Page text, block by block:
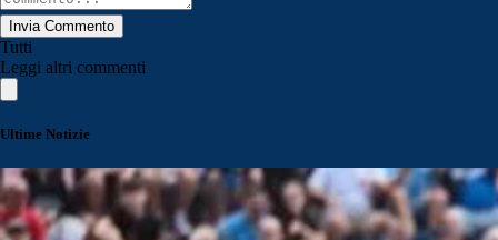
Invia Commento
Tutti
Leggi altri commenti
Ultime Notizie